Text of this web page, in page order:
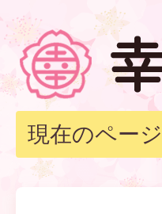
現在のページ